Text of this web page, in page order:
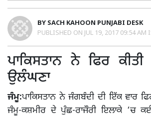
BY SACH KAHOON PUNJABI DESK
PUBLISHED ON JUL 19, 2017 09:54 AM
ਪਾਕਿਸਤਾਨ ਨੇ ਫਿਰ
ਉਲੰਘਣਾ
ਜੰਮੂ:ਪਾਕਿਸਤਾਨ ਨੇ ਜੰਗਬੰਦੀ ਦੀ ਇੱਕ ਵਾਰ
ਜੰਮੂ-ਕਸ਼ਮੀਰ ਦੇ ਪੁੰਛ-ਰਾਜੌਰੀ ਇਲਾਕੇ ‘ਚ